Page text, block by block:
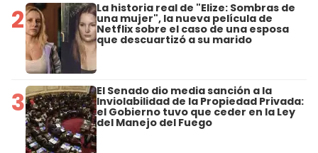
2 La historia real de "Elize: Sombras de
una mujer", la nueva película de
Netflix sobre el caso de una esposa
que descuartizó a su marido
3 El Senado dio media sanción a la
Inviolabilidad de la Propiedad Privada:
el Gobierno tuvo que ceder en la Ley
del Manejo del Fuego